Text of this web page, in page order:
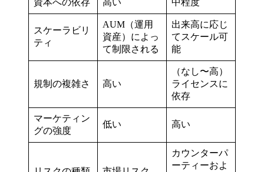
資本への依存 高い 中程度
スケーラビリ
ティ
AUM（運用
資産）によっ
て制限される
出来高に応じ
てスケール可
能
規制の複雑さ 高い
（なし〜高）
ライセンスに
依存
マーケティン
グの強度
低い 高い
カウンターパ
ーティーおよ